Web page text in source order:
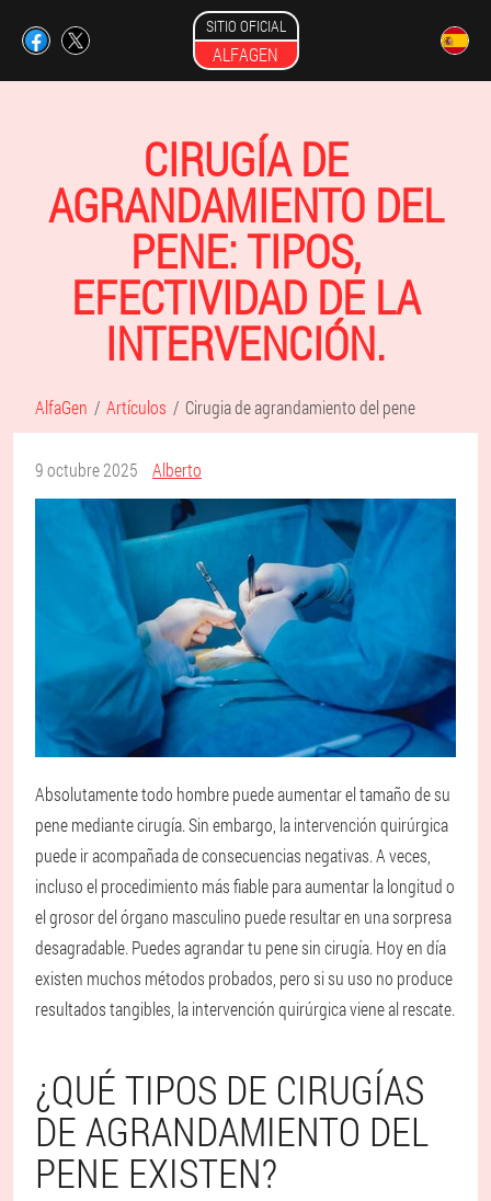
SITIO OFICIAL
ALFAGEN
CIRUGÍA DE
AGRANDAMIENTO DEL
PENE: TIPOS,
EFECTIVIDAD DE LA
INTERVENCIÓN.
AlfaGen Artículos Cirugia de agrandamiento del pene
9 octubre 2025 Alberto
Absolutamente todo hombre puede aumentar el tamaño de su
pene mediante cirugía. Sin embargo, la intervención quirúrgica
puede ir acompañada de consecuencias negativas. A veces,
incluso el procedimiento más fiable para aumentar la longitud o
el grosor del órgano masculino puede resultar en una sorpresa
desagradable. Puedes agrandar tu pene sin cirugía. Hoy en día
existen muchos métodos probados, pero si su uso no produce
resultados tangibles, la intervención quirúrgica viene al rescate.
¿QUÉ TIPOS DE CIRUGÍAS
DE AGRANDAMIENTO DEL
PENE EXISTEN?